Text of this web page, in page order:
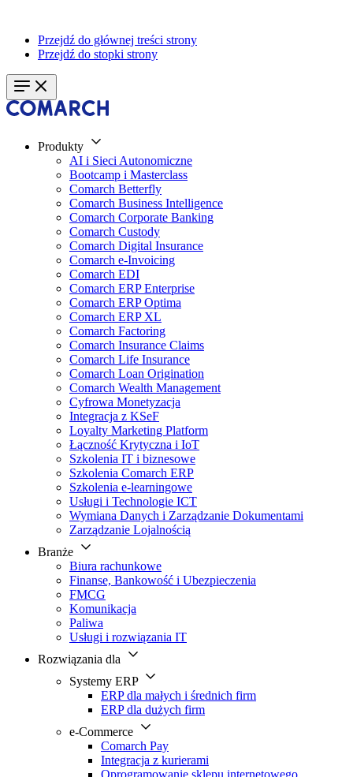
Przejdź do głównej treści strony
Przejdź do stopki strony
Produkty
AI i Sieci Autonomiczne
Bootcamp i Masterclass
Comarch Betterfly
Comarch Business Intelligence
Comarch Corporate Banking
Comarch Custody
Comarch Digital Insurance
Comarch e-Invoicing
Comarch EDI
Comarch ERP Enterprise
Comarch ERP Optima
Comarch ERP XL
Comarch Factoring
Comarch Insurance Claims
Comarch Life Insurance
Comarch Loan Origination
Comarch Wealth Management
Cyfrowa Monetyzacja
Integracja z KSeF
Loyalty Marketing Platform
Łączność Krytyczna i IoT
Szkolenia IT i biznesowe
Szkolenia Comarch ERP
Szkolenia e-learningowe
Usługi i Technologie ICT
Wymiana Danych i Zarządzanie Dokumentami
Zarządzanie Lojalnością
Branże
Biura rachunkowe
Finanse, Bankowość i Ubezpieczenia
FMCG
Komunikacja
Paliwa
Usługi i rozwiązania IT
Rozwiązania dla
Systemy ERP
ERP dla małych i średnich firm
ERP dla dużych firm
e-Commerce
Comarch Pay
Integracja z kurierami
Oprogramowanie sklepu internetowego